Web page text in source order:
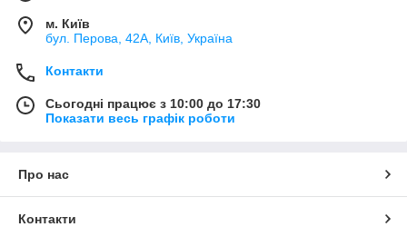
м. Київ
бул. Перова, 42А, Київ, Україна
Контакти
Сьогодні працює з 10:00 до 17:30
Показати весь графік роботи
Про нас
Контакти